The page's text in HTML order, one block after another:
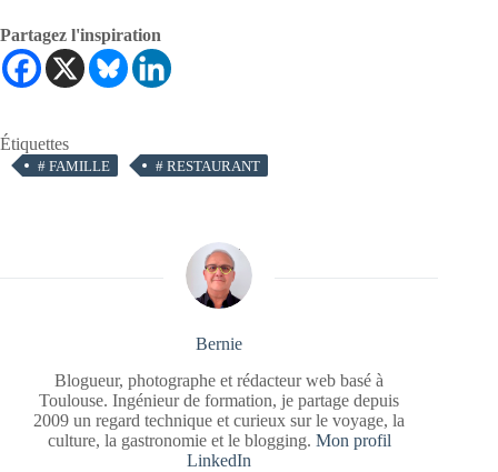
Partagez l'inspiration
Étiquettes
# FAMILLE # RESTAURANT
Bernie
Blogueur, photographe et rédacteur web basé à
Toulouse. Ingénieur de formation, je partage depuis
2009 un regard technique et curieux sur le voyage, la
culture, la gastronomie et le blogging. Mon profil
LinkedIn